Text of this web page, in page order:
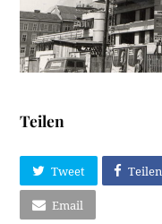
Teilen
Tweet Teilen
Email